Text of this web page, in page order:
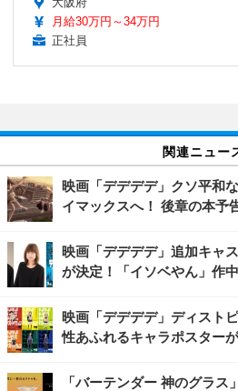
月給30万円～34万円
正社員
関連ニュー
映画「デデデデ」クソ平和
イマックスへ！ 後章の本予
映画「デデデデ」追加キャ
が決定！「イソベやん」作
映画「デデデデ」ディスト
性あふれるキャラポスター
「バーテンダー 神のグラ